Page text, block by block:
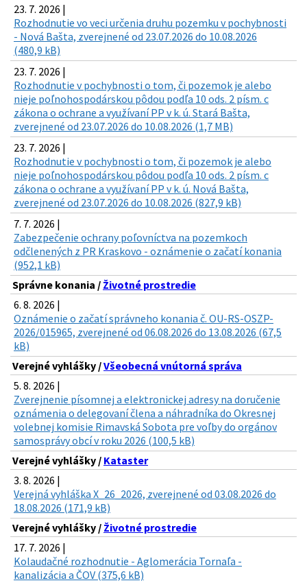
23. 7. 2026 |
Rozhodnutie vo veci určenia druhu pozemku v pochybnosti
- Nová Bašta, zverejnené od 23.07.2026 do 10.08.2026
(480,9 kB)
23. 7. 2026 |
Rozhodnutie v pochybnosti o tom, či pozemok je alebo
nieje poľnohospodárskou pôdou podľa 10 ods. 2 písm. c
zákona o ochrane a využívaní PP v k. ú. Stará Bašta,
zverejnené od 23.07.2026 do 10.08.2026 (1,7 MB)
23. 7. 2026 |
Rozhodnutie v pochybnosti o tom, či pozemok je alebo
nieje poľnohospodárskou pôdou podľa 10 ods. 2 písm. c
zákona o ochrane a využívaní PP v k. ú. Nová Bašta,
zverejnené od 23.07.2026 do 10.08.2026 (827,9 kB)
7. 7. 2026 |
Zabezpečenie ochrany poľovníctva na pozemkoch
odčlenených z PR Kraskovo - oznámenie o začatí konania
(952,1 kB)
Správne konania / Životné prostredie
6. 8. 2026 |
Oznámenie o začatí správneho konania č. OU-RS-OSZP-
2026/015965, zverejnené od 06.08.2026 do 13.08.2026 (67,5
kB)
Verejné vyhlášky /Všeobecná vnútorná správa
5. 8. 2026 |
Zverejnenie písomnej a elektronickej adresy na doručenie
oznámenia o delegovaní člena a náhradníka do Okresnej
volebnej komisie Rimavská Sobota pre voľby do orgánov
samosprávy obcí v roku 2026 (100,5 kB)
Verejné vyhlášky / Kataster
3. 8. 2026 |
Verejná vyhláška X_26_2026, zverejnené od 03.08.2026 do
18.08.2026 (171,9 kB)
Verejné vyhlášky / Životné prostredie
17. 7. 2026 |
Kolaudačné rozhodnutie - Aglomerácia Tornaľa -
kanalizácia a ČOV (375,6 kB)